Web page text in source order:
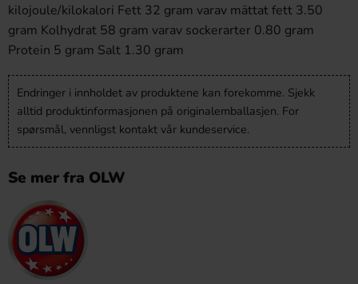
kilojoule/kilokalori Fett 32 gram varav mättat fett 3.50
gram Kolhydrat 58 gram varav sockerarter 0.80 gram
Protein 5 gram Salt 1.30 gram
Endringer i innholdet av produktene kan forekomme. Sjekk
alltid produktinformasjonen på originalemballasjen. For
spørsmål, vennligst kontakt vår kundeservice.
Se mer fra OLW